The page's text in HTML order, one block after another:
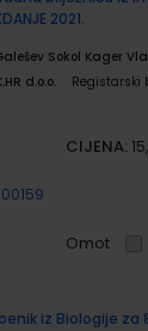
2021.
Sokol Kager
d.o.o. Registarski
CIJENA:
Omot
iz Biologije